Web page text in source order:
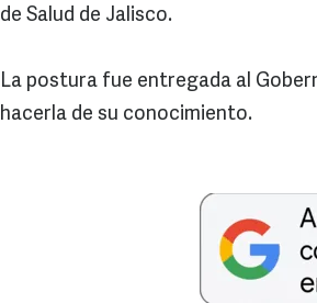
de Salud de Jalisco.
La postura fue entregada al
hacerla de su conocimiento.